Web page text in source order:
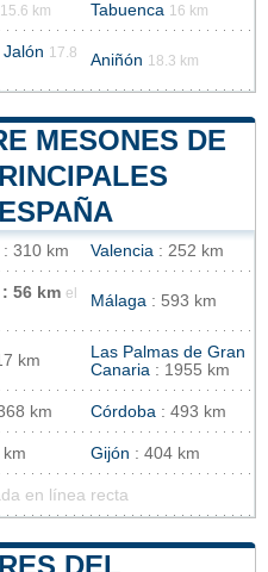
15.6 km Tabuenca 16 km
17.8
Aniñón 18.3 km
MESONES DE
: 310 km Valencia : 252 km
: 56 km el
Málaga : 593 km
km
Las Palmas de Gran
Canaria : 1955 km
km Córdoba : 493 km
km Gijón : 404 km
en línea recta